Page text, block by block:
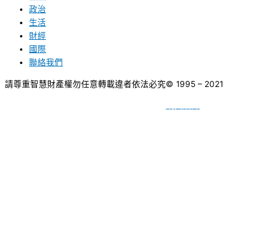
政治
生活
財經
國際
聯絡我們
請尊重智慧財產權勿任意轉載違者依法必究© 1995 – 2021